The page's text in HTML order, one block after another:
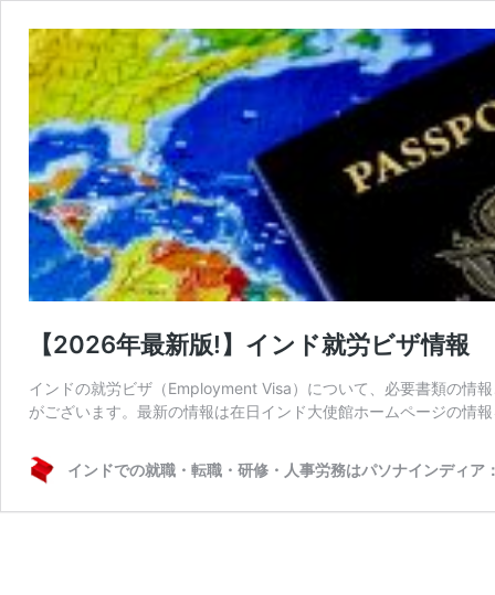
【2026年最新版!】インド就労ビザ情報
インドの就労ビザ（Employment Visa）について、必要書類の情
がございます。最新の情報は在日インド大使館ホームページの情
インドでの就職・転職・研修・人事労務はパソナインディ